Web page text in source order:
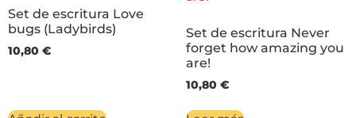
Set de escritura Love
bugs (Ladybirds)
10,80 €
Set de escritura Never
forget how amazing you
are!
10,80 €